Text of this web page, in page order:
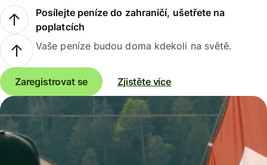
Posílejte peníze do zahraničí, ušetřete na
poplatcích
Vaše peníze budou doma kdekoli na světě.
Zaregistrovat se Zjistěte více